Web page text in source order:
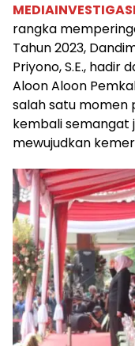
rangka
Tahun 2023,
Priyono, S.E., hadir
Aloon Aloon
salah satu momen
kembali semangat
mewujudkan